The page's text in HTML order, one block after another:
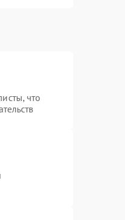
что